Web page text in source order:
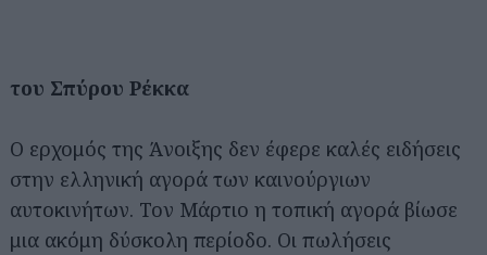
του Σπύρου Ρέκκα
Ο ερχομός της Άνοιξης δεν έφερε καλές ειδήσεις
στην ελληνική αγορά των καινούργιων
αυτοκινήτων. Τον Μάρτιο η τοπική αγορά βίωσε
μια ακόμη δύσκολη περίοδο. Οι πωλήσεις